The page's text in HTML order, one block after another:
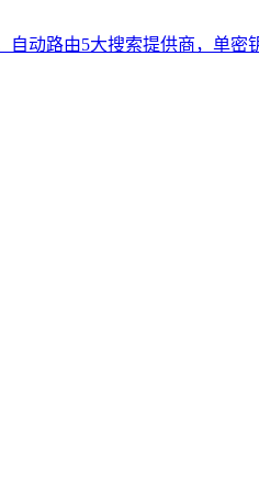
动路由5大搜索提供商，单